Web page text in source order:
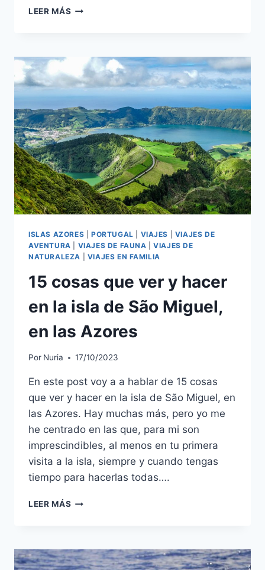
LEER MÁS
ISLAS AZORES PORTUGAL VIAJES
VIAJES DE
AVENTURA
VIAJES DE FAUNA |VIAJES DE
NATURALEZA
VIAJES EN FAMILIA
15 cosas que ver y hacer
en la isla de São Miguel,
en las Azores
Por Nuria 17/10/2023
En este post voy a a hablar de 15 cosas
que ver y hacer en la isla de São Miguel, en
las Azores. Hay muchas más, pero yo me
he centrado en las que, para mi son
imprescindibles, al menos en tu primera
visita a la isla, siempre y cuando tengas
tiempo para hacerlas todas….
LEER MÁS